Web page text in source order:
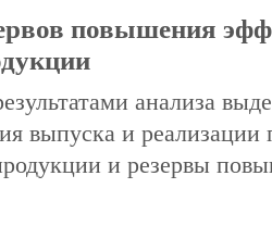
повышения
анализа
выпуска и реализации
и резервы